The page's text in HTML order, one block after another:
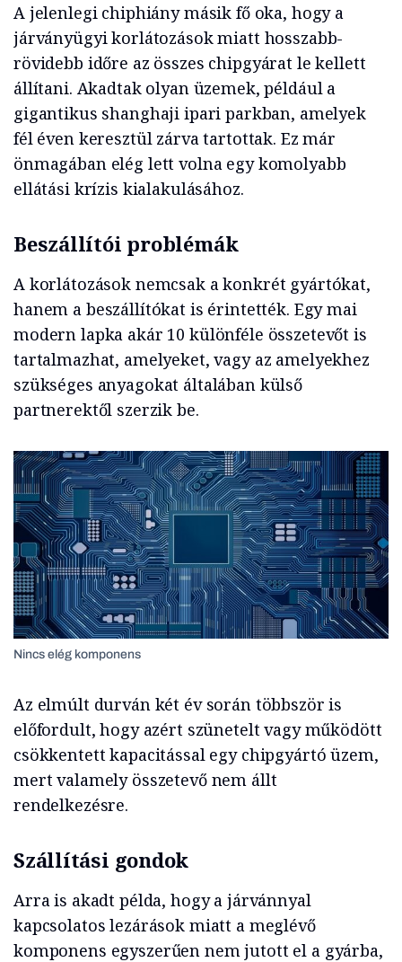
A jelenlegi chiphiány másik fő oka, hogy a
járványügyi korlátozások miatt hosszabb-
rövidebb időre az összes chipgyárat le kellett
állítani. Akadtak olyan üzemek, például a
gigantikus shanghaji ipari parkban, amelyek
fél éven keresztül zárva tartottak. Ez már
önmagában elég lett volna egy komolyabb
ellátási krízis kialakulásához.
Beszállítói problémák
A korlátozások nemcsak a konkrét gyártókat,
hanem a beszállítókat is érintették. Egy mai
modern lapka akár 10 különféle összetevőt is
tartalmazhat, amelyeket, vagy az amelyekhez
szükséges anyagokat általában külső
partnerektől szerzik be.
Nincs elég komponens
Az elmúlt durván két év során többször is
előfordult, hogy azért szünetelt vagy működött
csökkentett kapacitással egy chipgyártó üzem,
mert valamely összetevő nem állt
rendelkezésre.
Szállítási gondok
Arra is akadt példa, hogy a járvánnyal
kapcsolatos lezárások miatt a meglévő
komponens egyszerűen nem jutott el a gyárba,